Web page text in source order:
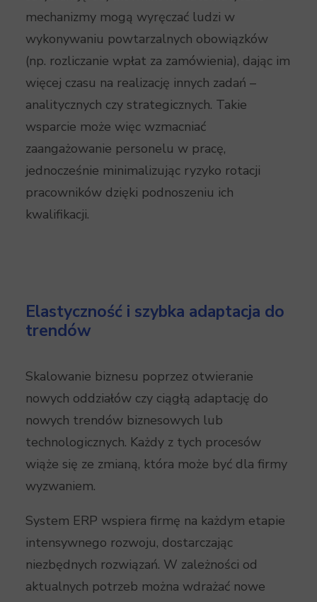
mechanizmy mogą wyręczać ludzi w
wykonywaniu powtarzalnych obowiązków
(np. rozliczanie wpłat za zamówienia), dając im
więcej czasu na realizację innych zadań –
analitycznych czy strategicznych. Takie
wsparcie może więc wzmacniać
zaangażowanie personelu w pracę,
jednocześnie minimalizując ryzyko rotacji
pracowników dzięki podnoszeniu ich
kwalifikacji.
Elastyczność i szybka adaptacja do
trendów
Skalowanie biznesu poprzez otwieranie
nowych oddziałów czy ciągłą adaptację do
nowych trendów biznesowych lub
technologicznych. Każdy z tych procesów
wiąże się ze zmianą, która może być dla firmy
wyzwaniem.
System ERP wspiera firmę na każdym etapie
intensywnego rozwoju, dostarczając
niezbędnych rozwiązań. W zależności od
aktualnych potrzeb można wdrażać nowe